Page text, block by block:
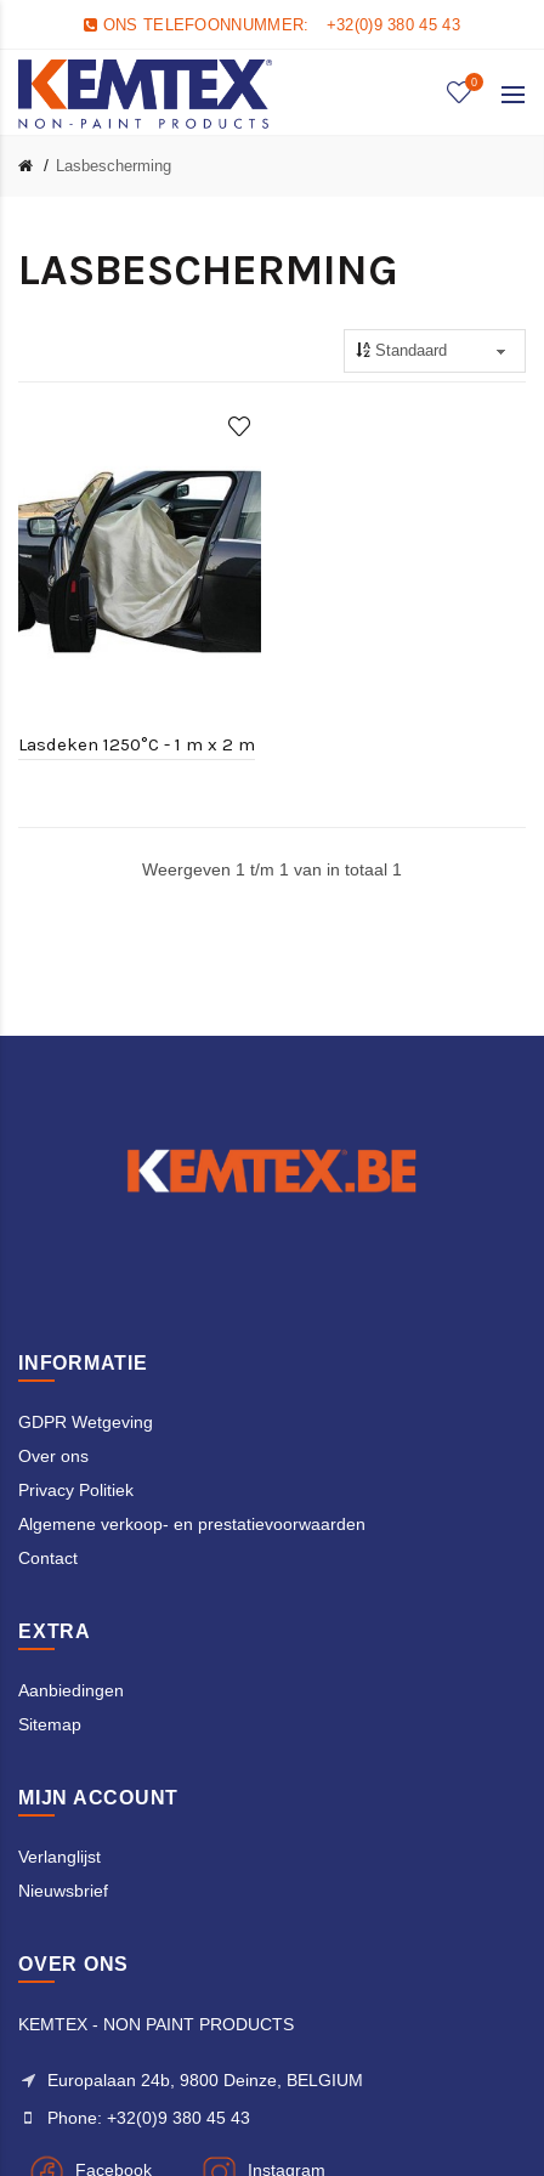
ONS TELEFOONNUMMER: +32(0)9 380 45 43
0
Lasbescherming
LASBESCHERMING
Lasdeken 1250°C - 1 m x 2 m
Weergeven 1 t/m 1 van in totaal 1
INFORMATIE
GDPR Wetgeving
Over ons
Privacy Politiek
Algemene verkoop- en prestatievoorwaarden
Contact
EXTRA
Aanbiedingen
Sitemap
MIJN ACCOUNT
Verlanglijst
Nieuwsbrief
OVER ONS
KEMTEX - NON PAINT PRODUCTS
Europalaan 24b, 9800 Deinze, BELGIUM
Phone: +32(0)9 380 45 43
Facebook Instagram